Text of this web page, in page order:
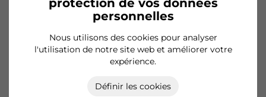
protection de vos données
personnelles
Nous utilisons des cookies pour analyser
l'utilisation de notre site web et améliorer votre
expérience.
Définir les cookies
Fiche produit